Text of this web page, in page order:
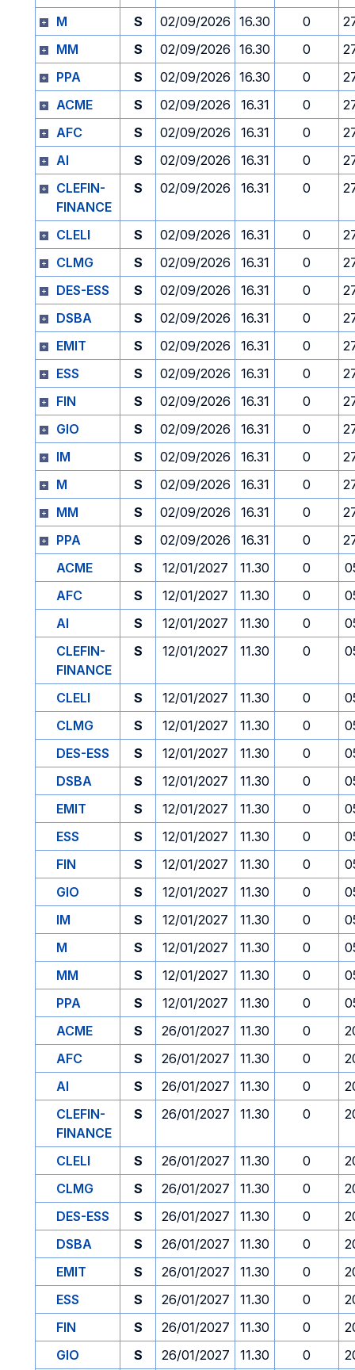
M
S 02/09/2026 16.30 0
MM
S 02/09/2026 16.30 0
PPA
S 02/09/2026 16.30 0
ACME
S 02/09/2026 16.31 0
AFC
S 02/09/2026 16.31 0
AI
S 02/09/2026 16.31 0
CLEFIN-
FINANCE
S 02/09/2026 16.31 0
CLELI S 02/09/2026 16.31 0
CLMG
S 02/09/2026 16.31 0
DES-ESS
S 02/09/2026 16.31 0
DSBA
S 02/09/2026 16.31 0
EMIT
S 02/09/2026 16.31 0
ESS
S 02/09/2026 16.31 0
FIN
S 02/09/2026 16.31 0
GIO
S 02/09/2026 16.31 0
IM
S 02/09/2026 16.31 0
M
S 02/09/2026 16.31 0
MM
S 02/09/2026 16.31 0
PPA
S 02/09/2026 16.31 0
ACME
S 12/01/2027 11.30 0
AFC
S 12/01/2027 11.30 0
AI
S 12/01/2027 11.30 0
CLEFIN-
FINANCE
S 12/01/2027 11.30 0
CLELI S 12/01/2027 11.30 0
CLMG
S 12/01/2027 11.30 0
DES-ESS
S 12/01/2027 11.30 0
DSBA
S 12/01/2027 11.30 0
EMIT
S 12/01/2027 11.30 0
ESS
S 12/01/2027 11.30 0
FIN
S 12/01/2027 11.30 0
GIO
S 12/01/2027 11.30 0
IM
S 12/01/2027 11.30 0
M
S 12/01/2027 11.30 0
MM
S 12/01/2027 11.30 0
PPA
S 12/01/2027 11.30 0
ACME
S 26/01/2027 11.30 0
AFC
S 26/01/2027 11.30 0
AI
S 26/01/2027 11.30 0
CLEFIN-
FINANCE
S 26/01/2027 11.30 0
CLELI S 26/01/2027 11.30 0
CLMG
S 26/01/2027 11.30 0
DES-ESS
S 26/01/2027 11.30 0
DSBA
S 26/01/2027 11.30 0
EMIT
S 26/01/2027 11.30 0
ESS
S 26/01/2027 11.30 0
FIN
S 26/01/2027 11.30 0
GIO
S 26/01/2027 11.30 0